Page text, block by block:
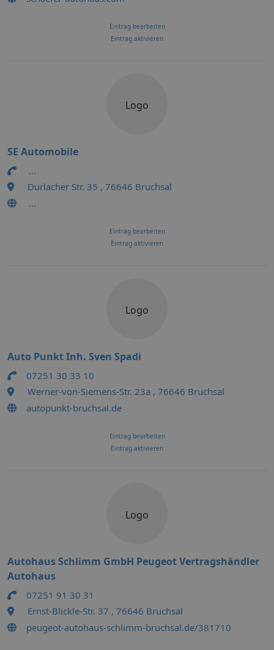
Eintrag bearbeiten
Eintrag aktivieren
Logo
SE Automobile
...
Durlacher Str. 35 , 76646 Bruchsal
...
Eintrag bearbeiten
Eintrag aktivieren
Logo
Auto Punkt Inh. Sven Spadi
07251 30 33 10
Werner-von-Siemens-Str. 23a , 76646 Bruchsal
autopunkt-bruchsal.de
Eintrag bearbeiten
Eintrag aktivieren
Logo
Autohaus Schlimm GmbH Peugeot Vertragshändler
Autohaus
07251 91 30 31
Ernst-Blickle-Str. 37 , 76646 Bruchsal
peugeot-autohaus-schlimm-bruchsal.de/381710